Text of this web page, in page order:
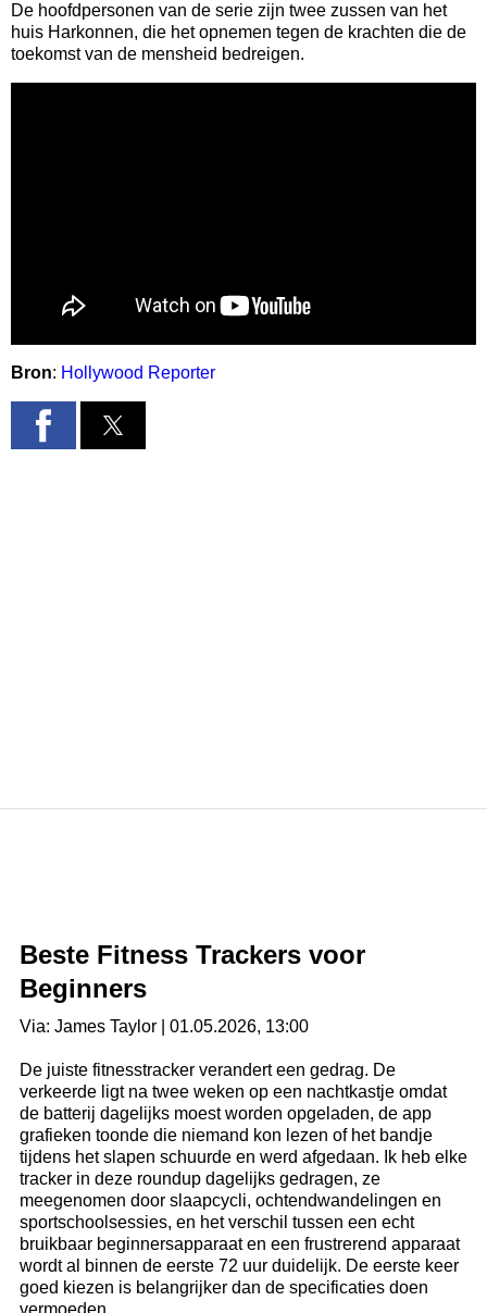
De hoofdpersonen van de serie zijn twee zussen van het
huis Harkonnen, die het opnemen tegen de krachten die de
toekomst van de mensheid bedreigen.
Bron: Hollywood Reporter